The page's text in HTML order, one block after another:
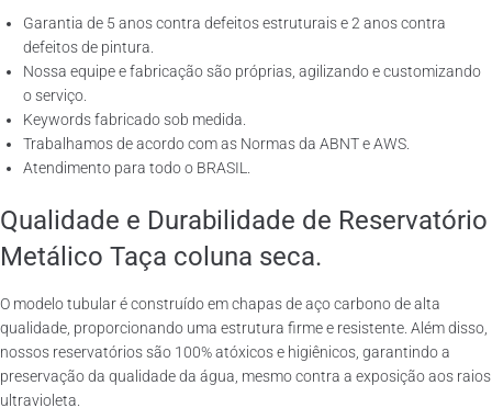
Garantia de 5 anos contra defeitos estruturais e 2 anos contra
defeitos de pintura.
Nossa equipe e fabricação são próprias, agilizando e customizando
o serviço.
Keywords fabricado sob medida.
Trabalhamos de acordo com as Normas da ABNT e AWS.
Atendimento para todo o BRASIL.
Qualidade e Durabilidade de Reservatório
Metálico Taça coluna seca.
O modelo tubular é construído em chapas de aço carbono de alta
qualidade, proporcionando uma estrutura firme e resistente. Além disso,
nossos reservatórios são 100% atóxicos e higiênicos, garantindo a
preservação da qualidade da água, mesmo contra a exposição aos raios
ultravioleta.